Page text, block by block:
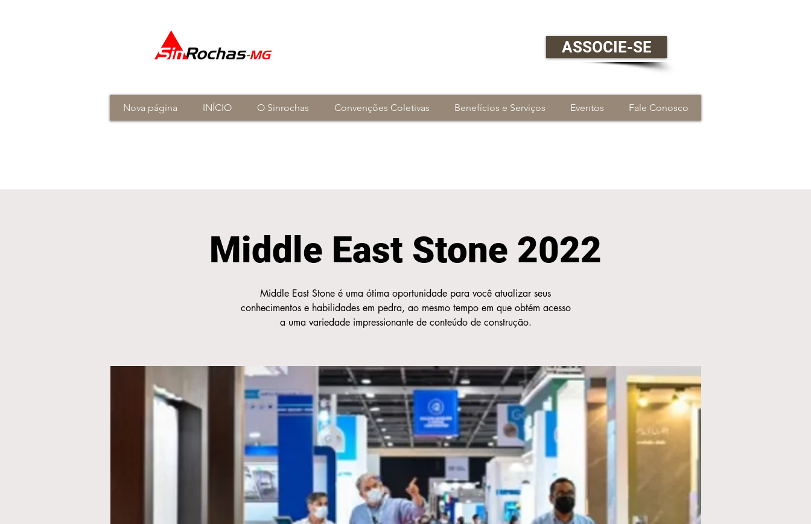
ASSOCIE-SE
Nova página INÍCIO O Sinrochas Convenções Coletivas Benefícios e Serviços Eventos Fale Conosco
Middle East Stone 2022
Middle East Stone é uma ótima oportunidade para você atualizar seus
conhecimentos e habilidades em pedra, ao mesmo tempo em que obtém acesso
a uma variedade impressionante de conteúdo de construção.